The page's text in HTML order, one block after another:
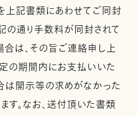
上記書類にあわせてご同封
の通り手数料が同封されて
合は、その旨ご連絡申し上
の期間内にお支払いいた
は開示等の求めがなかった
す。なお、送付頂いた書類